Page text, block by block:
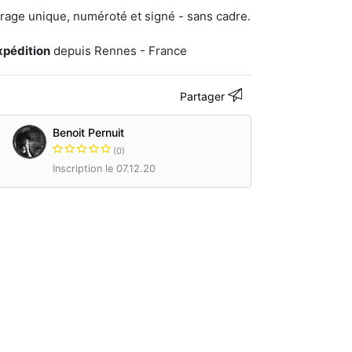
unique, numéroté et signé - sans cadre.
depuis Rennes - France
Partager
Benoit Pernuit
(0)
Inscription le 07.12.20